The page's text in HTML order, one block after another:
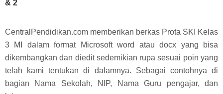
& 2
CentralPendidikan.com memberikan berkas Prota SKI Kelas
3 MI dalam format Microsoft word atau docx yang bisa
dikembangkan dan diedit sedemikian rupa sesuai poin yang
telah kami tentukan di dalamnya. Sebagai contohnya di
bagian Nama Sekolah, NIP, Nama Guru pengajar, dan